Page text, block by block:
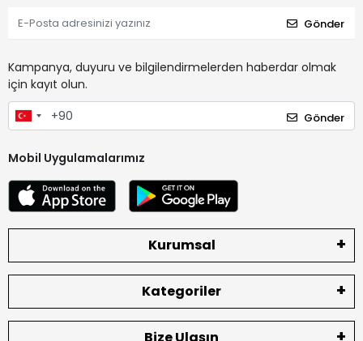
Gönder
Kampanya, duyuru ve bilgilendirmelerden haberdar olmak
için kayıt olun.
Gönder
Mobil Uygulamalarımız
Kurumsal
Kategoriler